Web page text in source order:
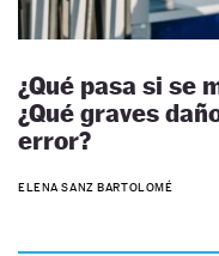
¿Qué pasa si se
¿Qué graves
error?
ELENA SANZ BARTOLOMÉ